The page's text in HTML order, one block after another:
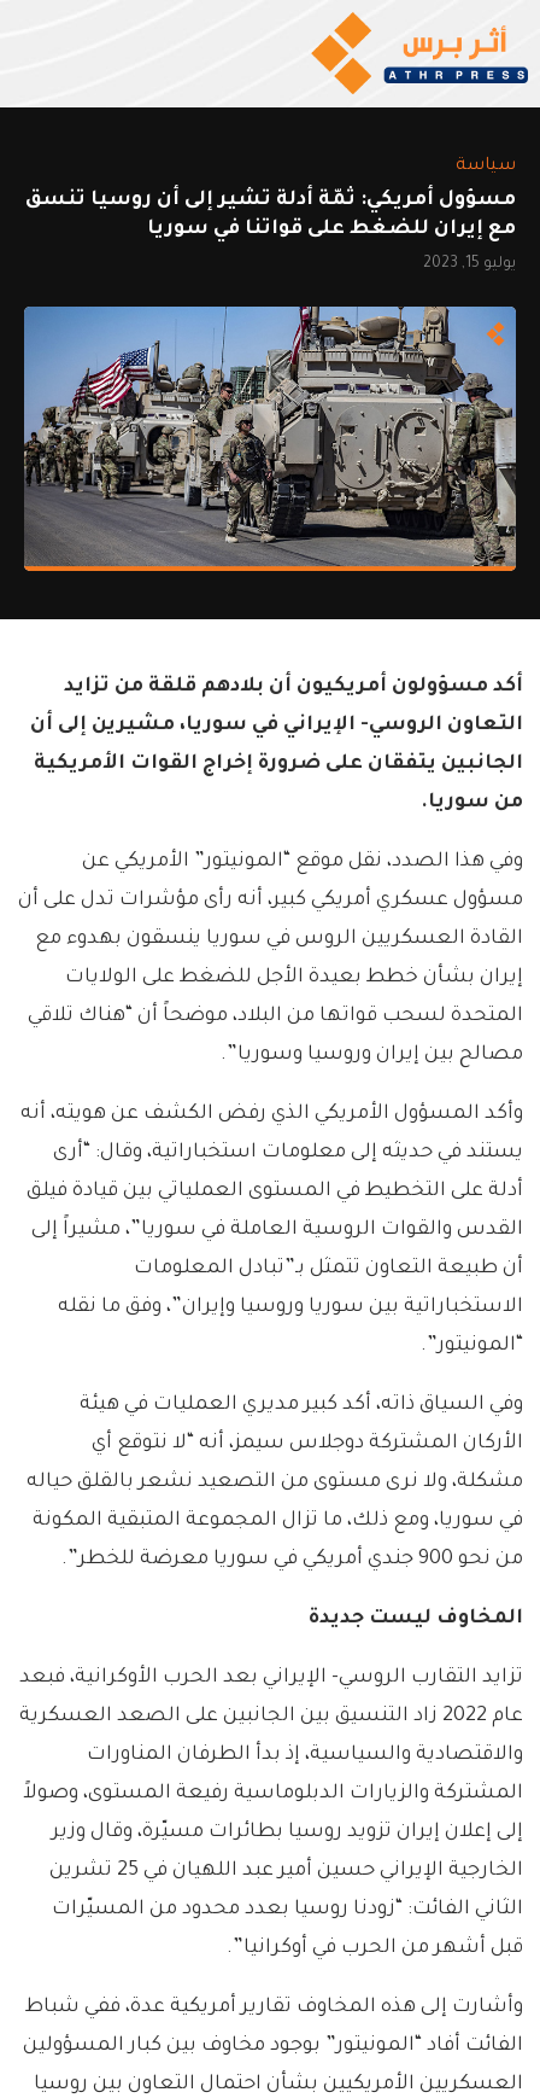
سياسة
مسؤول أمريكي: ثمّة أدلة تشير إلى أن روسيا تنسق
مع إيران للضغط على قواتنا في سوريا
يوليو 15, 2023
أكد مسؤولون أمريكيون أن بلادهم قلقة من تزايد
التعاون الروسي- الإيراني في سوريا، مشيرين إلى أن
الجانبين يتفقان على ضرورة إخراج القوات الأمريكية
من سوريا.
وفي هذا الصدد، نقل موقع “المونيتور” الأمريكي عن
مسؤول عسكري أمريكي كبير، أنه رأى مؤشرات تدل على أن
القادة العسكريين الروس في سوريا ينسقون بهدوء مع
إيران بشأن خطط بعيدة الأجل للضغط على الولايات
المتحدة لسحب قواتها من البلاد، موضحاً أن “هناك تلاقي
مصالح بين إيران وروسيا وسوريا”.
وأكد المسؤول الأمريكي الذي رفض الكشف عن هويته، أنه
يستند في حديثه إلى معلومات استخباراتية، وقال: “أرى
أدلة على التخطيط في المستوى العملياتي بين قيادة فيلق
القدس والقوات الروسية العاملة في سوريا”، مشيراً إلى
أن طبيعة التعاون تتمثل بـ”تبادل المعلومات
الاستخباراتية بين سوريا وروسيا وإيران”، وفق ما نقله
“المونيتور”.
وفي السياق ذاته، أكد كبير مديري العمليات في هيئة
الأركان المشتركة دوجلاس سيمز، أنه “لا نتوقع أي
مشكلة، ولا نرى مستوى من التصعيد نشعر بالقلق حياله
في سوريا، ومع ذلك، ما تزال المجموعة المتبقية المكونة
من نحو 900 جندي أمريكي في سوريا معرضة للخطر”.
المخاوف ليست جديدة
تزايد التقارب الروسي- الإيراني بعد الحرب الأوكرانية، فبعد
عام 2022 زاد التنسيق بين الجانبين على الصعد العسكرية
والاقتصادية والسياسية، إذ بدأ الطرفان المناورات
المشتركة والزيارات الدبلوماسية رفيعة المستوى، وصولاً
إلى إعلان إيران تزويد روسيا بطائرات مسيّرة، وقال وزير
الخارجية الإيراني حسين أمير عبد اللهيان في 25 تشرين
الثاني الفائت: “زودنا روسيا بعدد محدود من المسيّرات
قبل أشهر من الحرب في أوكرانيا”.
وأشارت إلى هذه المخاوف تقارير أمريكية عدة، ففي شباط
الفائت أفاد “المونيتور” بوجود مخاوف بين كبار المسؤولين
العسكريين الأمريكيين بشأن احتمال التعاون بين روسيا